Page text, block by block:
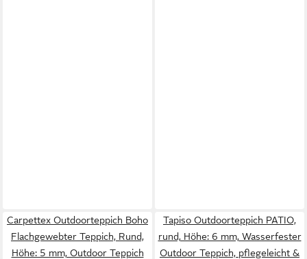
Carpettex Outdoorteppich Boho
Flachgewebter Teppich, Rund,
Höhe: 5 mm, Outdoor Teppich
Tapiso Outdoorteppich PATIO,
rund, Höhe: 6 mm, Wasserfester
Outdoor Teppich, pflegeleicht &